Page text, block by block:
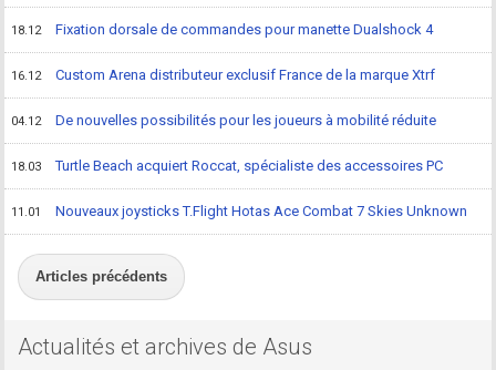
18.12 Fixation dorsale de commandes pour manette Dualshock 4
16.12 Custom Arena distributeur exclusif France de la marque Xtrf
04.12 De nouvelles possibilités pour les joueurs à mobilité réduite
18.03 Turtle Beach acquiert Roccat, spécialiste des accessoires PC
11.01 Nouveaux joysticks T.Flight Hotas Ace Combat 7 Skies Unknown
Articles précédents
Actualités et archives de Asus